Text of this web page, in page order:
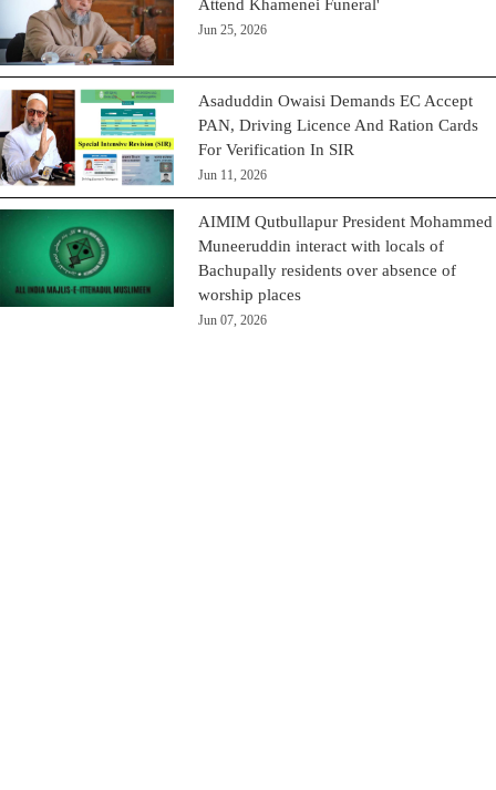
Attend Khamenei Funeral'
Jun 25, 2026
Asaduddin Owaisi Demands EC Accept
PAN, Driving Licence And Ration Cards
For Verification In SIR
Jun 11, 2026
AIMIM Qutbullapur President Mohammed
Muneeruddin interact with locals of
Bachupally residents over absence of
worship places
Jun 07, 2026